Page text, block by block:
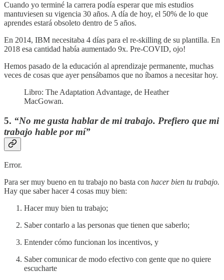
Cuando yo terminé la carrera podía esperar que mis estudios
mantuviesen su vigencia 30 años. A día de hoy, el 50% de lo que
aprendes estará obsoleto dentro de 5 años.
En 2014, IBM necesitaba 4 días para el re-skilling de su plantilla. En
2018 esa cantidad había aumentado 9x. Pre-COVID, ojo!
Hemos pasado de la educación al aprendizaje permanente, muchas
veces de cosas que ayer pensábamos que no íbamos a necesitar hoy.
Libro: The Adaptation Advantage, de Heather
MacGowan.
5. “No me gusta hablar de mi trabajo. Prefiero que mi
trabajo hable por mí”
Error.
Para ser muy bueno en tu trabajo no basta con hacer bien tu trabajo.
Hay que saber hacer 4 cosas muy bien:
Hacer muy bien tu trabajo;
Saber contarlo a las personas que tienen que saberlo;
Entender cómo funcionan los incentivos, y
Saber comunicar de modo efectivo con gente que no quiere
escucharte